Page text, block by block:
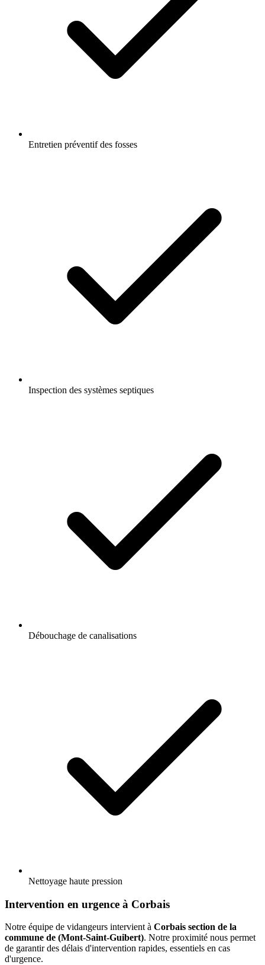
Entretien préventif des fosses
Inspection des systèmes septiques
Débouchage de canalisations
Nettoyage haute pression
Intervention en urgence à Corbais
Notre équipe de vidangeurs intervient à Corbais section de la
commune de (Mont-Saint-Guibert). Notre proximité nous permet
de garantir des délais d'intervention rapides, essentiels en cas
d'urgence.